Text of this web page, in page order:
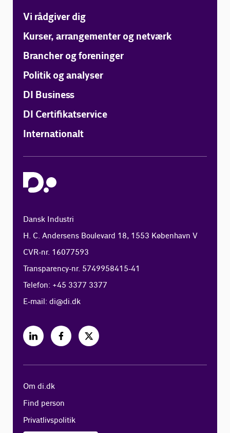
Vi rådgiver dig
Kurser, arrangementer og netværk
Brancher og foreninger
Politik og analyser
DI Business
DI Certifikatservice
Internationalt
Dansk Industri
H. C. Andersens Boulevard 18, 1553 København V
CVR-nr. 16077593
Transparency-nr. 5749958415-41
Telefon: +45 3377 3377
E-mail:di@di.dk
Om di.dk
Find person
Privatlivspolitik